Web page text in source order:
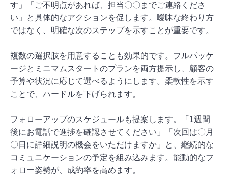
す」「ご不明点があれば、担当〇〇までご連絡くださ
い」と具体的なアクションを促します。曖昧な終わり方
ではなく、明確な次のステップを示すことが重要です。
複数の選択肢を用意することも効果的です。フルパッケ
ージとミニマムスタートのプランを両方提示し、顧客の
予算や状況に応じて選べるようにします。柔軟性を示す
ことで、ハードルを下げられます。
フォローアップのスケジュールも提案します。「1週間
後にお電話で進捗を確認させてください」「次回は〇月
〇日に詳細説明の機会をいただけますか」と、継続的な
コミュニケーションの予定を組み込みます。能動的なフ
ォロー姿勢が、成約率を高めます。